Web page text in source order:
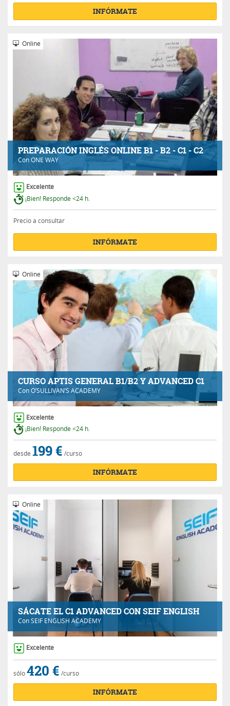
INFÓRMATE
PREPARACIÓN INGLÉS ONLINE B1 - B2 - C1 - C2
ConONE WAY
Online
Excelente
¡Bien! Responde <24 h.
Precio a consultar
INFÓRMATE
CURSO APTIS GENERAL B1/B2 Y ADVANCED C1
ConO’SULLIVAN’S ACADEMY
Online
Excelente
¡Bien! Responde <24 h.
desde 199 € /curso
INFÓRMATE
SÁCATE EL C1 ADVANCED CON SEIF ENGLISH
ConSEIF ENGLISH ACADEMY
Online
Excelente
sólo420 € /curso
INFÓRMATE